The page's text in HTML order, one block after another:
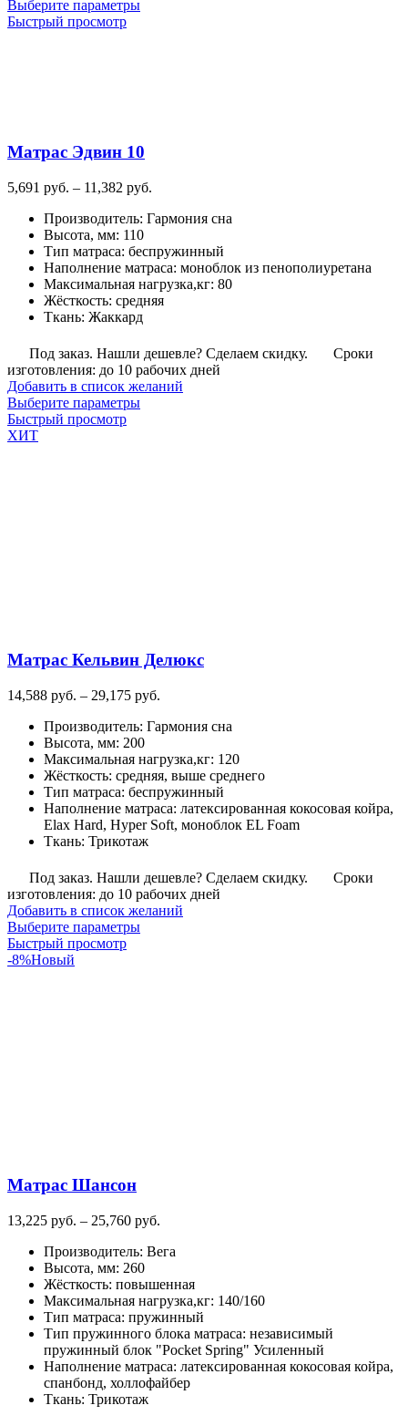
Выберите параметрыЭтот
странице
Быстрый просмотр
Матрас Эдвин 10
5,691 руб. – 11,382 руб.
5,691
–
11,382
руб.
Производитель: Гармония сна
Высота, мм: 110
Тип матраса: беспружинный
Наполнение матраса: моноблок из пенополиуретана
Максимальная нагрузка,кг: 80
Жёсткость: средняя
Ткань: Жаккард
Под заказ. Нашли дешевле? Сделаем скидку.
Сроки
изготовления: до 10 рабочих дней
Добавить в список желаний
Выберите параметрыЭтот
Быстрый просмотр
ХИТ
Матрас Кельвин Делюкс
14,588 руб. – 29,175 руб.
14,588
–
29,175
руб.
Производитель: Гармония сна
Высота, мм: 200
Максимальная нагрузка,кг: 120
Жёсткость: средняя, выше среднего
Тип матраса: беспружинный
Наполнение матраса: латексированная кокосовая койра,
Elax Hard, Hyper Soft, моноблок EL Foam
Ткань: Трикотаж
Под заказ. Нашли дешевле? Сделаем скидку.
Сроки
изготовления: до 10 рабочих дней
Добавить в список желаний
Выберите параметрыЭтот
Быстрый просмотр
-8%Новый
Матрас Шансон
13,225 руб. – 25,760 руб.
13,225
–
25,760
руб.
Производитель: Вега
Высота, мм: 260
Жёсткость: повышенная
Максимальная нагрузка,кг: 140/160
Тип матраса: пружинный
Тип пружинного блока матраса: независимый
пружинный блок "Pocket Spring" Усиленный
Наполнение матраса: латексированная кокосовая койра,
спанбонд, холлофайбер
Ткань: Трикотаж